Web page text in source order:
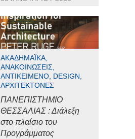
ΑΚΑΔΗΜΑΪΚΆ,
ΑΝΑΚΟΙΝΏΣΕΙΣ,
ΑΝΤΙΚΕΊΜΕΝΟ, DESIGN,
ΑΡΧΙΤΈΚΤΟΝΕΣ
ΠΑΝΕΠΙΣΤΗΜΙΟ
ΘΕΣΣΑΛΙΑΣ : Διάλεξη
στο πλαίσιο του
Προγράμματος